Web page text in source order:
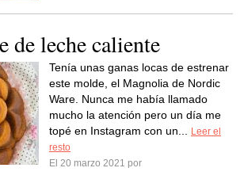
de leche caliente
Tenía unas ganas locas de estrenar
este molde, el Magnolia de Nordic
Ware. Nunca me había llamado
mucho la atención pero un día me
topé en Instagram con un...
Leer el
resto
El 20 marzo 2021 por